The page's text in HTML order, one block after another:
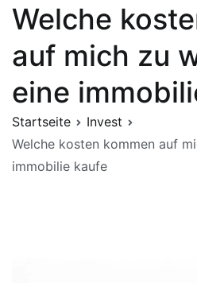
Welche
auf mich zu
eine
Startseite
Invest
Welche kosten kommen auf
immobilie kaufe